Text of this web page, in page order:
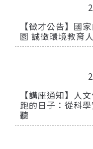
【徵才公告】國
園 誠徵環境教育
【講座通知】人
跑的日子：從科
聽